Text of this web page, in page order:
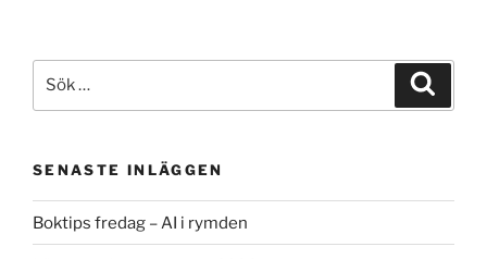
efter:
SENASTE INLÄGGEN
Boktips fredag – AI i rymden